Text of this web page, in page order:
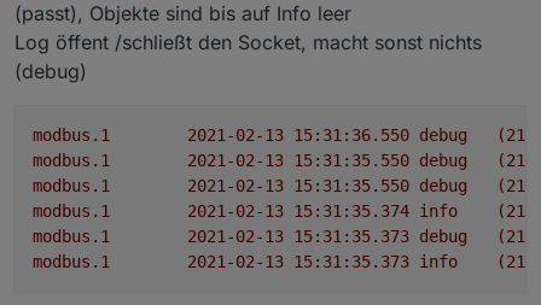
Ich antworte jetzt hier damit wir nicht zweigleisig
Fahren was ich ungünstig finde.
Poste mal ein Bild von den aktuellen Register
(passt), Objekte sind bis auf Info leer
Log öffent /schließt den Socket, macht sonst nichts
(debug)
modbus.1 debug
modbus.1
debug
modbus.1
debug
modbus.1
info
modbus.1
debug
modbus.1
info